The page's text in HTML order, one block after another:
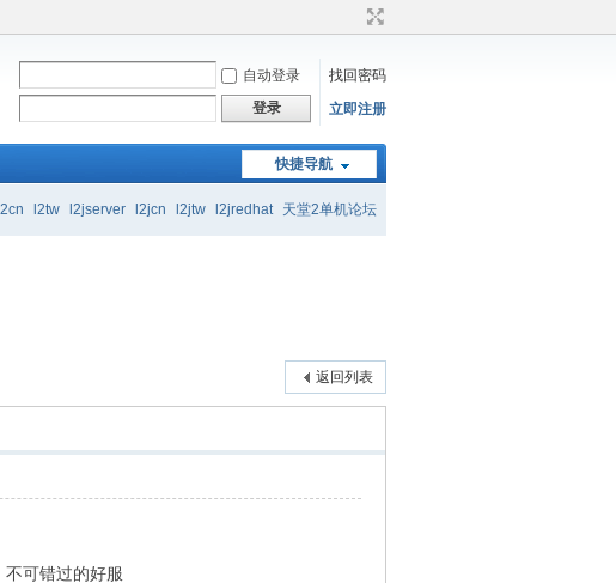
自动登录
找回密码
登录 立即注册
快捷导航
l2cn l2tw l2jserver l2jcn l2jtw l2jredhat 天堂2单机论坛
起交流学习
起交流学习
返回列表
错过的好服